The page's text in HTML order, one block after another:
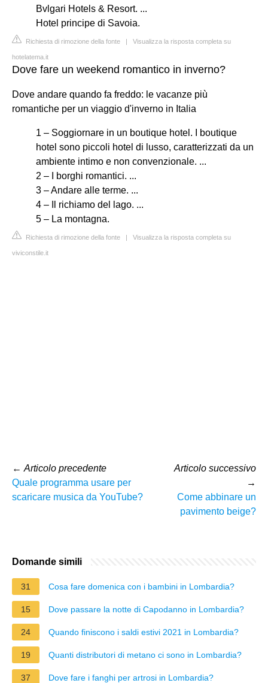
Bvlgari Hotels & Resort. ...
Hotel principe di Savoia.
Richiesta di rimozione della fonte | Visualizza la risposta completa su
hotelatema.it
Dove fare un weekend romantico in inverno?
Dove andare quando fa freddo: le vacanze più
romantiche per un viaggio d'inverno in Italia
1 – Soggiornare in un boutique hotel. I boutique
hotel sono piccoli hotel di lusso, caratterizzati da un
ambiente intimo e non convenzionale. ...
2 – I borghi romantici. ...
3 – Andare alle terme. ...
4 – Il richiamo del lago. ...
5 – La montagna.
Richiesta di rimozione della fonte | Visualizza la risposta completa su
viviconstile.it
← Articolo precedente
Quale programma usare per
scaricare musica da YouTube?
Articolo successivo
→
Come abbinare un
pavimento beige?
Domande simili
31 Cosa fare domenica con i bambini in Lombardia?
15 Dove passare la notte di Capodanno in Lombardia?
24 Quando finiscono i saldi estivi 2021 in Lombardia?
19 Quanti distributori di metano ci sono in Lombardia?
37 Dove fare i fanghi per artrosi in Lombardia?